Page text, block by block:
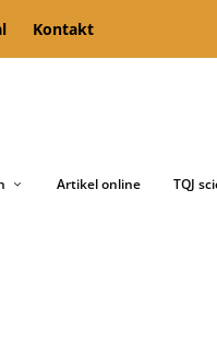
Kontakt
Artikel online TQJ